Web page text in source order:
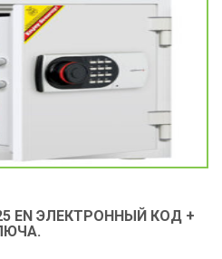
ЕN ЭЛЕКТРОННЫЙ КОД +